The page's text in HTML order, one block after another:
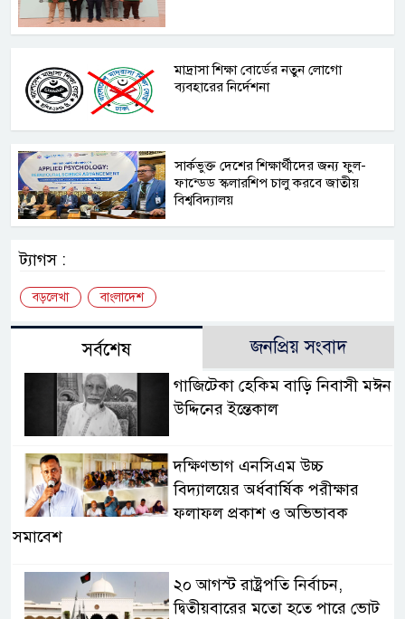
মাদ্রাসা শিক্ষা বোর্ডের নতুন লোগো
ব্যবহারের নির্দেশনা
সার্কভুক্ত দেশের শিক্ষার্থীদের জন্য ফুল-
ফান্ডেড স্কলারশিপ চালু করবে জাতীয়
বিশ্ববিদ্যালয়
ট্যাগস :
বড়লেখা বাংলাদেশ
সর্বশেষ জনপ্রিয় সংবাদ
গাজিটেকা হেকিম বাড়ি নিবাসী মঈন
উদ্দিনের ইন্তেকাল
দক্ষিণভাগ এনসিএম উচ্চ
বিদ্যালয়ের অর্ধবার্ষিক পরীক্ষার
ফলাফল প্রকাশ ও অভিভাবক
সমাবেশ
২০ আগস্ট রাষ্ট্রপতি নির্বাচন,
দ্বিতীয়বারের মতো হতে পারে ভোট